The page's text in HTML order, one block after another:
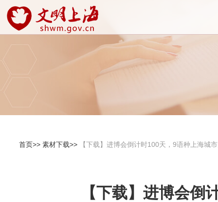
首页>> 素材下载>> 【下载】进博会倒计时100天，9语种上海城
【下载】进博会倒